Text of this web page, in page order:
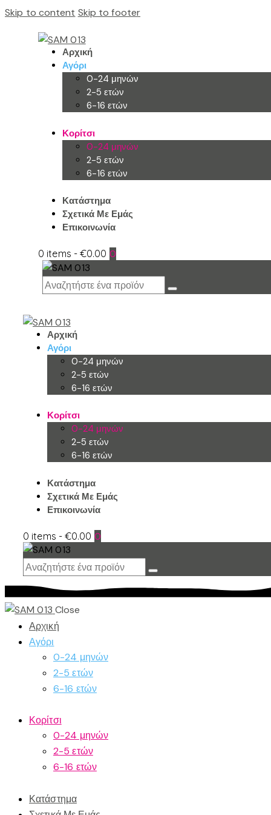
Skip to content Skip to footer
Αρχική
Αγόρι
0-24 μηνών
2-5 ετών
6-16 ετών
Κορίτσι
0-24 μηνών
2-5 ετών
6-16 ετών
Κατάστημα
Σχετικά Με Εμάς
Επικοινωνία
0 items -€0.00 0
Αρχική
Αγόρι
0-24 μηνών
2-5 ετών
6-16 ετών
Κορίτσι
0-24 μηνών
2-5 ετών
6-16 ετών
Κατάστημα
Σχετικά Με Εμάς
Επικοινωνία
0 items -€0.00 0
Close
Αρχική
Αγόρι
0-24 μηνών
2-5 ετών
6-16 ετών
Κορίτσι
0-24 μηνών
2-5 ετών
6-16 ετών
Κατάστημα